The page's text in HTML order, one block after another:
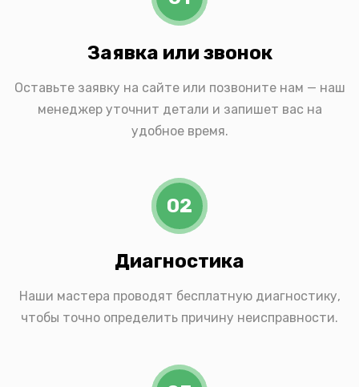
Заявка или звонок
Оставьте заявку на сайте или позвоните нам — наш
менеджер уточнит детали и запишет вас на
удобное время.
02
Диагностика
Наши мастера проводят бесплатную диагностику,
чтобы точно определить причину неисправности.